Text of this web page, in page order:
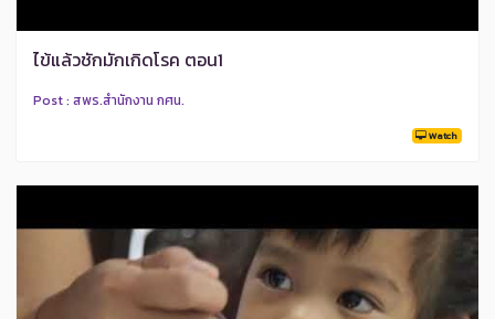
ไข้แล้วชักมักเกิดโรค ตอน1
Post : สพร.สำนักงาน กศน.
Watch